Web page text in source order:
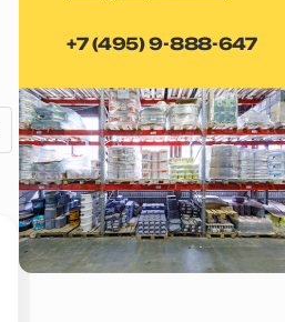
+7 (495) 9-888-647